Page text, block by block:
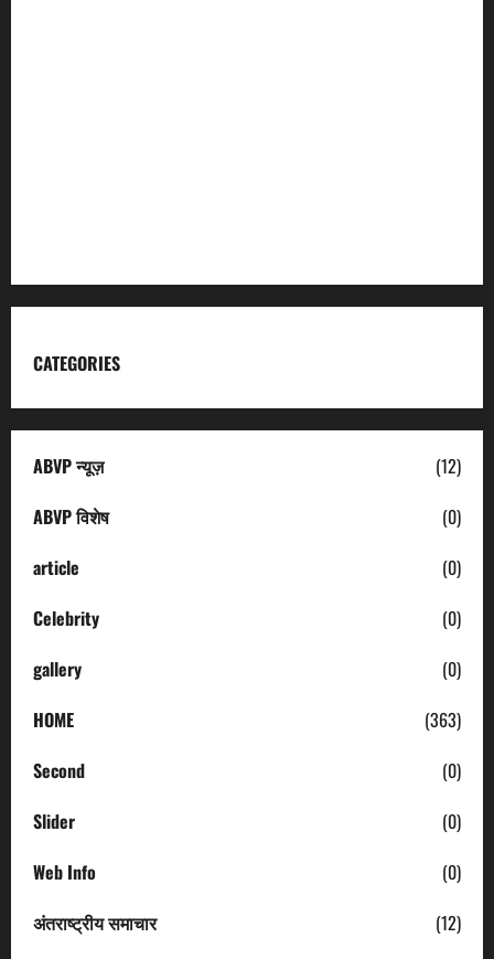
CATEGORIES
ABVP न्यूज़
(12)
ABVP विशेष
(0)
article
(0)
Celebrity
(0)
gallery
(0)
HOME
(363)
Second
(0)
Slider
(0)
Web Info
(0)
अंतराष्ट्रीय समाचार
(12)